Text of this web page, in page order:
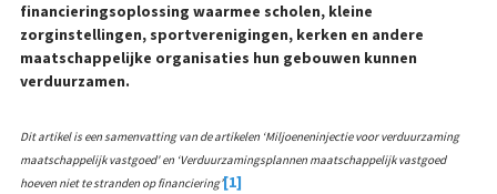
financieringsoplossing waarmee scholen, kleine
zorginstellingen, sportverenigingen, kerken en andere
maatschappelijke organisaties hun gebouwen kunnen
verduurzamen.
Dit artikel is een samenvatting van de artikelen ‘Miljoeneninjectie voor verduurzaming
maatschappelijk vastgoed' en ‘Verduurzamingsplannen maatschappelijk vastgoed
hoeven niet te stranden op financiering’[1]